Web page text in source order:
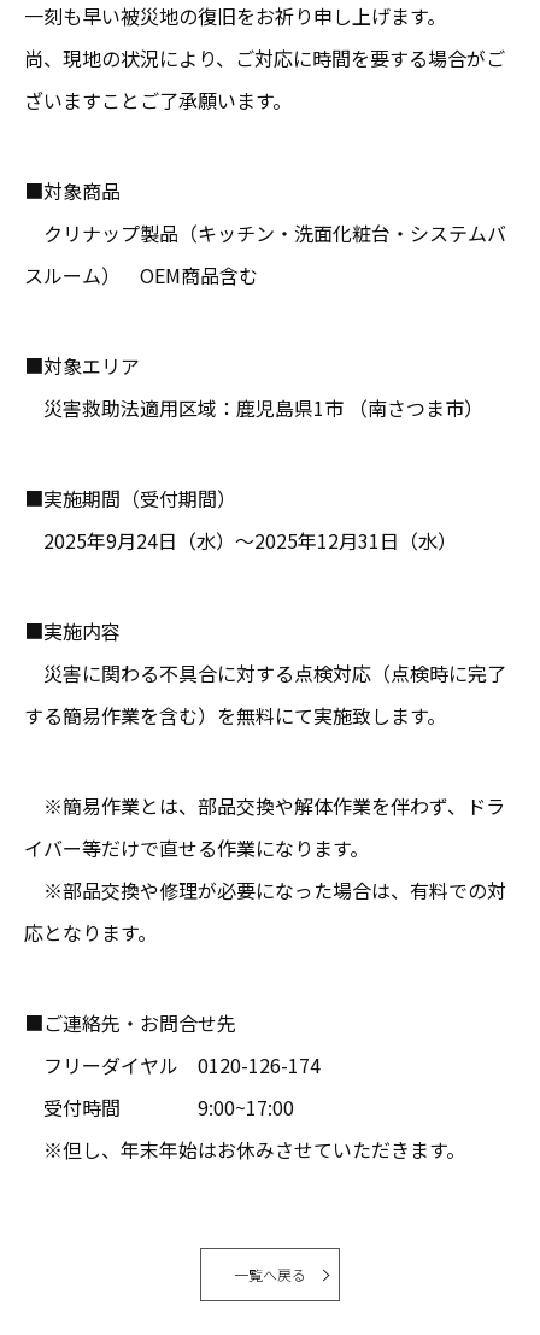
一刻も早い被災地の復旧をお祈り申し上げます。
尚、現地の状況により、ご対応に時間を要する場合がご
ざいますことご了承願います。
■対象商品
クリナップ製品（キッチン・洗面化粧台・システムバ
スルーム） OEM商品含む
■対象エリア
災害救助法適用区域：鹿児島県1市 （南さつま市）
■実施期間（受付期間）
2025年9月24日（水）～2025年12月31日（水）
■実施内容
災害に関わる不具合に対する点検対応（点検時に完了
する簡易作業を含む）を無料にて実施致します。
※簡易作業とは、部品交換や解体作業を伴わず、ドラ
イバー等だけで直せる作業になります。
※部品交換や修理が必要になった場合は、有料での対
応となります。
■ご連絡先・お問合せ先
フリーダイヤル 0120-126-174
受付時間 9:00~17:00
※但し、年末年始はお休みさせていただきます。
一覧へ戻る